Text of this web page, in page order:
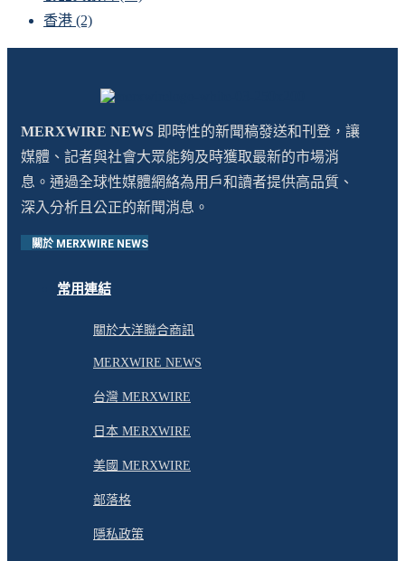
香港 (2)
MERXWIRE NEWS 即時性的新聞稿發送和刊登，讓
媒體、記者與社會大眾能夠及時獲取最新的市場消
息。通過全球性媒體網絡為用戶和讀者提供高品質、
深入分析且公正的新聞消息。
關於 MERXWIRE NEWS
常用連結
關於大洋聯合商訊
MERXWIRE NEWS
台灣 MERXWIRE
日本 MERXWIRE
美國 MERXWIRE
部落格
隱私政策